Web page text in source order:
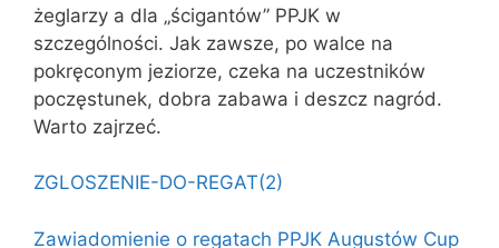
żeglarzy a dla „ścigantów” PPJK w
szczególności. Jak zawsze, po walce na
pokręconym jeziorze, czeka na uczestników
poczęstunek, dobra zabawa i deszcz nagród.
Warto zajrzeć.
ZGLOSZENIE-DO-REGAT(2)
Zawiadomienie o regatach PPJK Augustów Cup